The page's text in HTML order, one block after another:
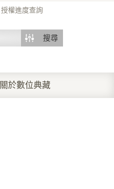
授權進度查詢
搜尋
關於數位典藏